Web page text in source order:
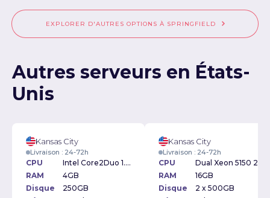
EXPLORER D'AUTRES OPTIONS À SPRINGFIELD
Autres serveurs en États-
Unis
Kansas City
Livraison : 24-72h
CPU
Intel Core2Duo 1.6GHz
RAM
4GB
Disque
250GB
Kansas City
Livraison : 24-72h
CPU
RAM
16GB
Disque
2 x 500GB